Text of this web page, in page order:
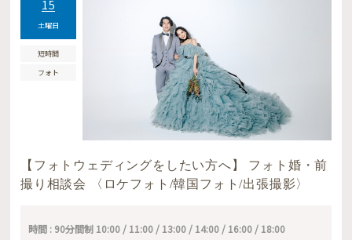
15
土曜日
短時間
フォト
【フォトウェディングをしたい方へ】 フォト婚・前
撮り相談会 〈ロケフォト/韓国フォト/出張撮影〉
時間 : 90分間制 10:00 / 11:00 / 13:00 / 14:00 / 16:00 / 18:00